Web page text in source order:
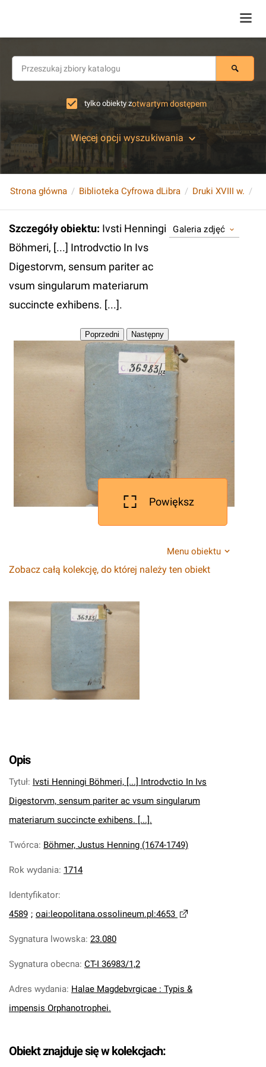
tylko obiekty zotwartym dostępem
Więcej opcji wyszukiwania
Strona główna Biblioteka Cyfrowa dLibra Druki XVIII w.
Szczegóły obiektu: Ivsti Henningi
Böhmeri, [...] Introdvctio In Ivs
Digestorvm, sensum pariter ac
vsum singularum materiarum
succincte exhibens. [...].
Galeria zdjęć
Powiększ
Menu obiektu
Zobacz całą kolekcję, do której należy ten obiekt
Opis
Tytuł: Ivsti Henningi Böhmeri, [...] Introdvctio In Ivs
Digestorvm, sensum pariter ac vsum singularum
materiarum succincte exhibens. [...].
Twórca: Böhmer, Justus Henning (1674-1749)
Rok wydania: 1714
Identyfikator:
4589 ; oai:leopolitana.ossolineum.pl:4653
Sygnatura lwowska: 23.080
Sygnatura obecna: CT-I 36983/1,2
Adres wydania: Halae Magdebvrgicae : Typis &
impensis Orphanotrophei.
Obiekt znajduje się w kolekcjach: